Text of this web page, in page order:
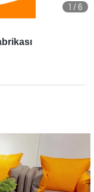
1 / 6